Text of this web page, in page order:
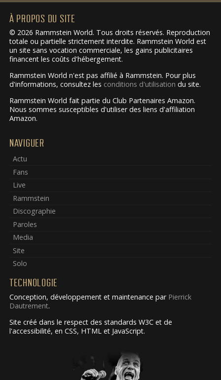
À PROPOS DU SITE
© 2026 Rammstein World. Tous droits réservés. Reproduction
totale ou partielle strictement interdite. Rammstein World est
un site sans vocation commerciale, les gains publicitaires
financent les coûts d'hébergement.
Rammstein World n'est pas affilié à Rammstein. Pour plus
d'informations, consultez les conditions d'utilisation du site.
Rammstein World fait partie du Club Partenaires Amazon.
Nous sommes susceptibles d'utiliser des liens d'affiliation
Amazon.
NAVIGUER
Actu
Fans
Live
Rammstein
Discographie
Paroles
Media
Site
Solo
TECHNOLOGIE
Conception, développement et maintenance par Pierrick
Dautrement.
Site créé dans le respect des standards W3C et de
l'accessibilité, en CSS, HTML et JavaScript.